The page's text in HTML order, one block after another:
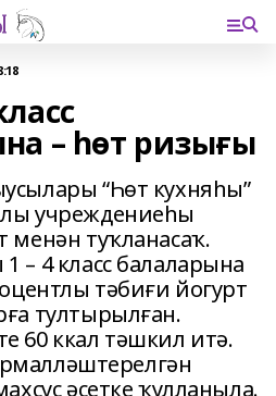
– һөт ризығы
“Һөт кухняһы”
учреждениеһы
менән туҡланасаҡ.
– 4 класс балаларына
тәбиғи йогурт
тултырылған.
60 ккал тәшкил итә.
әсетке ҡулланыла.